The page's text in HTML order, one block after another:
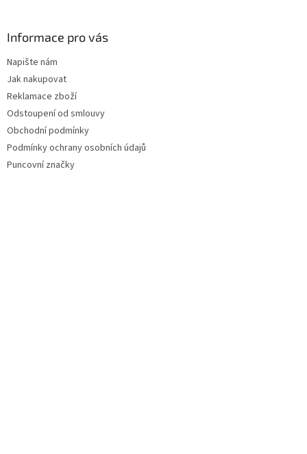
Informace pro vás
Napište nám
Jak nakupovat
Reklamace zboží
Odstoupení od smlouvy
Obchodní podmínky
Podmínky ochrany osobních údajů
Puncovní značky